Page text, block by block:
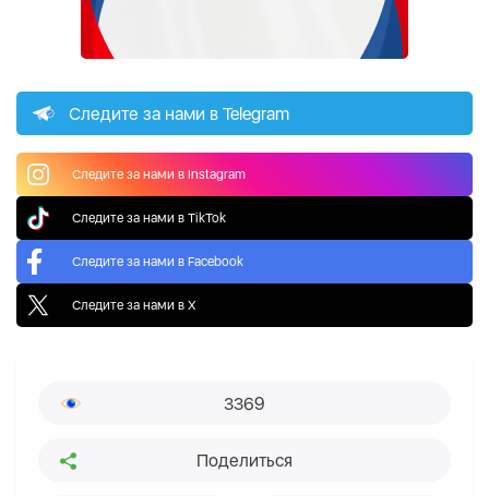
Следите за нами в Telegram
Следите за нами в Instagram
Следите за нами в TikTok
Следите за нами в Facebook
Следите за нами в X
3369
Поделиться